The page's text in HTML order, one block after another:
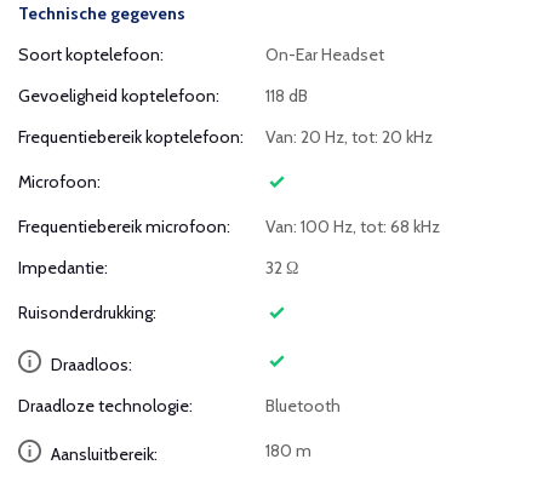
Technische gegevens
Soort koptelefoon:
On-Ear Headset
Gevoeligheid koptelefoon:
118 dB
Frequentiebereik koptelefoon:
Van: 20 Hz, tot: 20 kHz
Microfoon:
Frequentiebereik microfoon:
Van: 100 Hz, tot: 68 kHz
Impedantie:
32 Ω
Ruisonderdrukking:
Draadloos:
Draadloze technologie:
Bluetooth
Aansluitbereik: 180 m